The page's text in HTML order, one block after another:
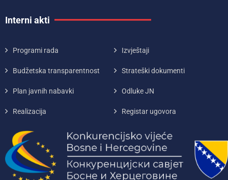
Interni akti
Programi rada Izvještaji
Budžetska transparentnost Strateški dokumenti
Plan javnih nabavki Odluke JN
Realizacija Registar ugovora